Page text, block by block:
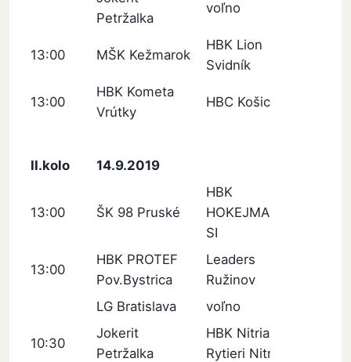
Petržalka
voľno
13:00 MŠK Kežmarok
HBK Lion
Svidník
13:00
HBK Kometa
Vrútky
HBC Košice
II.kolo 14.9.2019
13:00 ŠK 98 Pruské
HBK
HOKEJMARKET
SI
13:00
HBK PROTEF
Pov.Bystrica
Leaders
Ružinov
LG Bratislava
voľno
10:30
Jokerit
Petržalka
HBK Nitrianski
Rytieri Nitra